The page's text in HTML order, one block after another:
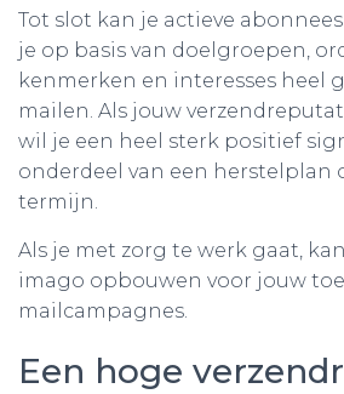
Tot slot kan je actieve
je op basis van doelgroepen,
kenmerken en interesses heel
mailen. Als jouw
wil je een heel sterk positief
onderdeel van een herstelplan
termijn.
Als je met zorg te werk gaat,
imago opbouwen voor jouw
mailcampagnes.
Een hoge